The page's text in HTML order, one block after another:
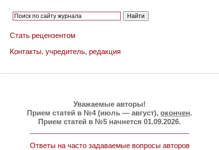
Стать рецензентом
Контакты, учредитель, редакция
Уважаемые авторы!
Прием статей в №4 (июль — август), окончен.
Прием статей в №5 начнется 01.09.2026.
Ответы на часто задаваемые вопросы авторов